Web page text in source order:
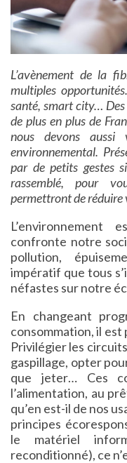
L’avènement de la
multiples
santé, smart city… Des
de plus en plus de
nous devons
environnemental.
par de petits gestes
rassemblé, pour
permettront de réduire
confronte notre
pollution,
impératif que tous
néfastes sur notre
En changeant
consommation, il
Privilégier les
gaspillage, opter
que jeter… Ces
l’alimentation, au
qu’en est-il de nos
principes
le matériel
reconditionné), ce